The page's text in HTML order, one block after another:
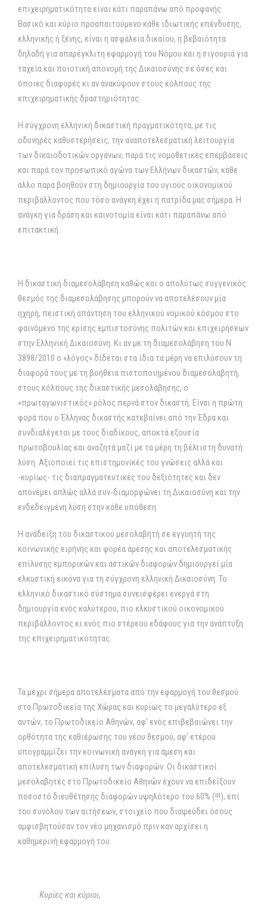
επιχειρηματικότητα είναι κάτι παραπάνω από προφανής.
Βασικό και κύριο προαπαιτούμενο κάθε ιδιωτικής επένδυσης,
ελληνικής ή ξένης, είναι η ασφάλεια δικαίου, η βεβαιότητα
δηλαδή για απαρέγκλιτη εφαρμογή του Νόμου και η σιγουριά για
ταχεία και ποιοτική απονομή της Δικαιοσύνης σε όσες και
όποιες διαφορές κι αν ανακύψουν στους κόλπους της
επιχειρηματικής δραστηριότητας.
Η σύγχρονη ελληνική δικαστική πραγματικότητα, με τις
οδυνηρές καθυστερήσεις, την αναποτελεσματική λειτουργία
των δικαιοδοτικών οργάνων, παρά τις νομοθετικές επεμβάσεις
και παρά τον προσωπικό αγώνα των Ελλήνων δικαστών, κάθε
άλλο παρά βοηθούν στη δημιουργία του υγιούς οικονομικού
περιβάλλοντος που τόσο ανάγκη έχει η πατρίδα μας σήμερα. Η
ανάγκη για δράση και καινοτομία είναι κάτι παραπάνω από
επιτακτική.
Η δικαστική διαμεσολάβηση καθώς και ο απολύτως συγγενικός
θεσμός της διαμεσολάβησης μπορούν να αποτελέσουν μία
ηχηρή, πειστική απάντηση του ελληνικού νομικού κόσμου στο
φαινόμενο της κρίσης εμπιστοσύνης πολιτών και επιχειρήσεων
στην Ελληνική Δικαιοσύνη. Κι αν με τη διαμεσολάβηση του Ν.
3898/2010 ο «λόγος» δίδεται στα ίδια τα μέρη να επιλύσουν τη
διαφορά τους με τη βοήθεια πιστοποιημένου διαμεσολαβητή,
στους κόλπους της δικαστικής μεσολάβησης, ο
«πρωταγωνιστικός» ρόλος περνά στον δικαστή. Είναι η πρώτη
φορά που ο Έλληνας δικαστής κατεβαίνει από την Έδρα και
συνδιαλέγεται με τους διαδίκους, αποκτά εξουσία
πρωτοβουλίας και αναζητά μαζί με τα μέρη τη βέλτιστη δυνατή
λύση. Αξιοποιεί τις επιστημονικές του γνώσεις αλλά και
-κυρίως- τις διαπραγματευτικές του δεξιότητες και δεν
απονέμει απλώς αλλά συν-διαμορφώνει τη Δικαιοσύνη και την
ενδεδειγμένη λύση στην κάθε υπόθεση.
Η ανάδειξη του δικαστικού μεσολαβητή σε εγγυητή της
κοινωνικής ειρήνης και φορέα άμεσης και αποτελεσματικής
επίλυσης εμπορικών και αστικών διαφορών δημιουργεί μία
ελκυστική εικόνα για τη σύγχρονη ελληνική Δικαιοσύνη. Το
ελληνικό δικαστικό σύστημα συνεισφέρει ενεργά στη
δημιουργία ενός καλύτερου, πιο ελκυστικού οικονομικού
περιβάλλοντος κι ενός πιο στέρεου εδάφους για την ανάπτυξη
της επιχειρηματικότητας.
Τα μέχρι σήμερα αποτελέσματα από την εφαρμογή του θεσμού
στα Πρωτοδικεία της Χώρας και κυρίως το μεγαλύτερο εξ
αυτών, το Πρωτοδικείο Αθηνών, αφ’ ενός επιβεβαιώνει την
ορθότητα της καθιέρωσης του νέου θεσμού, αφ’ ετέρου
υπογραμμίζει την κοινωνική ανάγκη για άμεση και
αποτελεσματική επίλυση των διαφορών. Οι δικαστικοί
μεσολαβητές στο Πρωτοδικείο Αθηνών έχουν να επιδείξουν
ποσοστό διευθέτησης διαφορών υψηλότερο του 60% (!!!), επί
του συνόλου των αιτήσεων, στοιχείο που διαψεύδει όσους
αμφισβητούσαν τον νέο μηχανισμό πριν καν αρχίσει η
καθημερινή εφαρμογή του.
Κυρίες και κύριοι,